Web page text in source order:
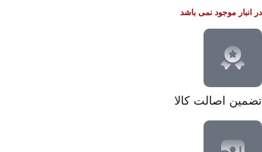
در انبار موجود نمی باشد
تضمین اصالت کالا